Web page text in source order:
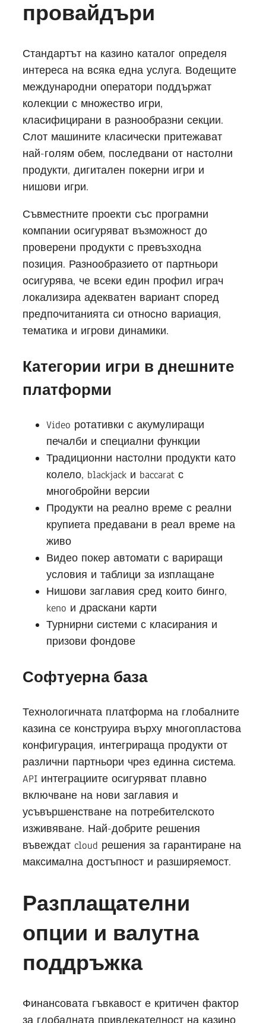
провайдъри
Стандартът на казино каталог определя
интереса на всяка една услуга. Водещите
международни оператори поддържат
колекции с множество игри,
класифицирани в разнообразни секции.
Слот машините класически притежават
най-голям обем, последвани от настолни
продукти, дигитален покерни игри и
нишови игри.
Съвместните проекти със програмни
компании осигуряват възможност до
проверени продукти с превъзходна
позиция. Разнообразието от партньори
осигурява, че всеки един профил играч
локализира адекватен вариант според
предпочитанията си относно вариация,
тематика и игрови динамики.
Категории игри в днешните
платформи
Video ротативки с акумулиращи
печалби и специални функции
Традиционни настолни продукти като
колело, blackjack и baccarat с
многобройни версии
Продукти на реално време с реални
крупиета предавани в реал време на
живо
Видео покер автомати с вариращи
условия и таблици за изплащане
Нишови заглавия сред които бинго,
keno и драскани карти
Турнирни системи с класирания и
призови фондове
Софтуерна база
Технологичната платформа на глобалните
казина се конструира върху многопластова
конфигурация, интегрираща продукти от
различни партньори чрез единна система.
API интеграциите осигуряват плавно
включване на нови заглавия и
усъвършенстване на потребителското
изживяване. Най-добрите решения
въвеждат cloud решения за гарантиране на
максимална достъпност и разширяемост.
Разплащателни
опции и валутна
поддръжка
Финансовата гъвкавост е критичен фактор
за глобалната привлекателност на казино